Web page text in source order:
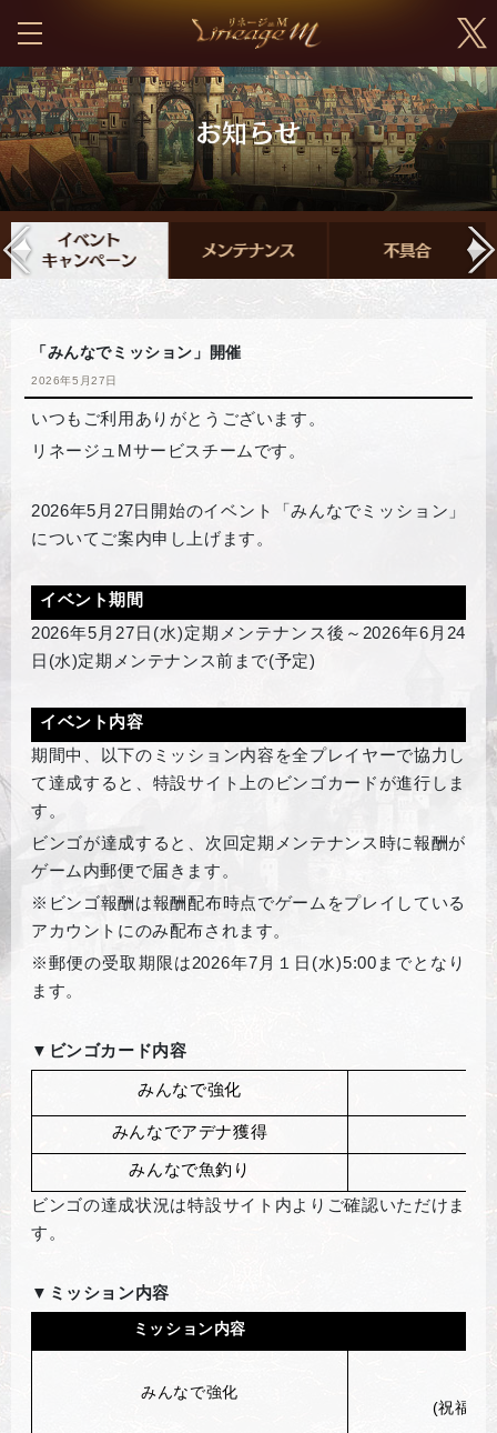
「みんなでミッション」開催
2026年5月27日
いつもご利用ありがとうございます。
リネージュMサービスチームです。
2026年5月27日開始のイベント「みんなでミッション」
についてご案内申し上げます。
イベント期間
2026年5月27日(水)定期メンテナンス後～2026年6月24
日(水)定期メンテナンス前まで(予定)
イベント内容
期間中、以下のミッション内容を全プレイヤーで協力し
て達成すると、特設サイト上のビンゴカードが進行しま
す。
ビンゴが達成すると、次回定期メンテナンス時に報酬が
ゲーム内郵便で届きます。
※ビンゴ報酬は報酬配布時点でゲームをプレイしている
アカウントにのみ配布されます。
※郵便の受取期限は2026年7月１日(水)5:00までとなり
ます。
▼ ビンゴカード内容
みんなで強化
みんなでアデナ獲得
みんなで魚釣り
ビンゴの達成状況は特設サイト内よりご確認いただけま
す。
▼ ミッション内容
ミッション内容
みんなで強化
(祝福付